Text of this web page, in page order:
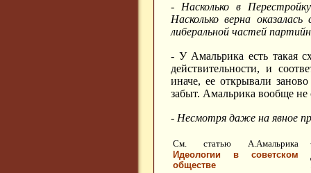
- Насколько в
Насколько верна
либеральной частей
- У Амальрика есть такая
действительности, и
иначе, ее открывали
забыт. Амальрика вообще
- Несмотря даже на явное
См. статью А.Амальрика
Идеологии в советском
обществе